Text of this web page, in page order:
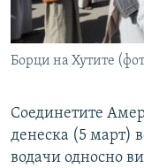
РСЕ веб
Борци на Хутите
Соединетите
денеска (5 март)
водачи односно